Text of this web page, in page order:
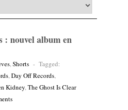
: nouvel album en
,Shorts - Tagged:
,Day Off Records,
Kidney,The Ghost Is Clear